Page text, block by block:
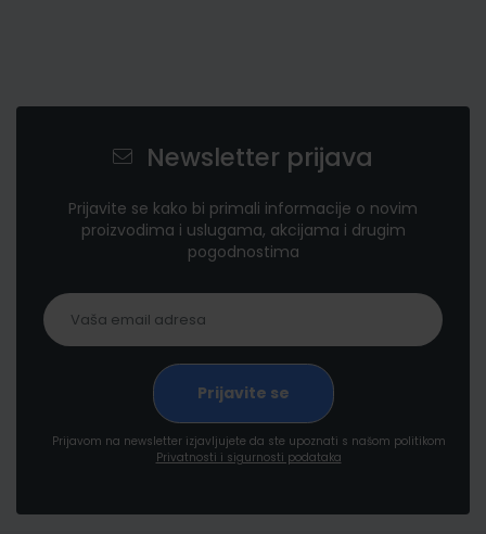
Newsletter prijava
Prijavite se kako bi primali informacije o novim
proizvodima i uslugama, akcijama i drugim
pogodnostima
Prijavom na newsletter izjavljujete da ste upoznati s našom politikom
Privatnosti i sigurnosti podataka